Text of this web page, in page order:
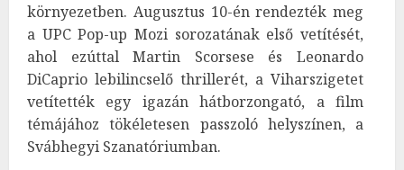
környezetben. Augusztus 10-én rendezték meg
a UPC Pop-up Mozi sorozatának első vetítését,
ahol ezúttal Martin Scorsese és Leonardo
DiCaprio lebilincselő thrillerét, a Viharszigetet
vetítették egy igazán hátborzongató, a film
témájához tökéletesen passzoló helyszínen, a
Svábhegyi Szanatóriumban.